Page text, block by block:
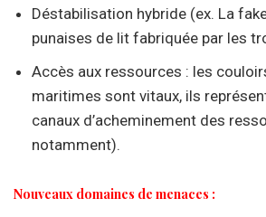
Déstabilisation hybride (ex. La
punaises de lit fabriquée par les
Accès aux ressources : les
maritimes sont vitaux, ils
canaux d’acheminement des
notamment).
Nouveaux domaines de menaces :